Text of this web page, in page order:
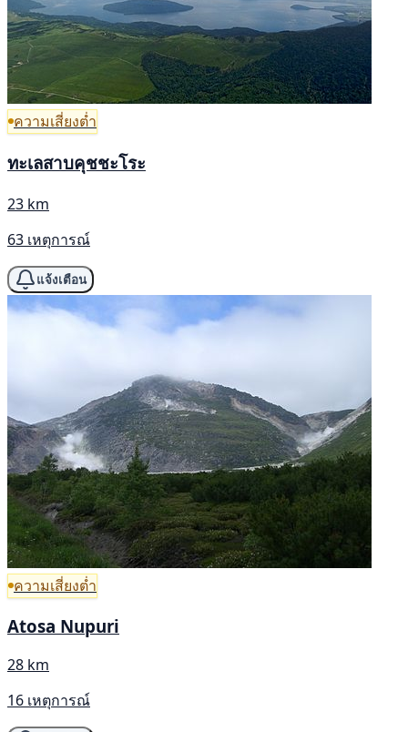
ความเสี่ยงต่ำ
ทะเลสาบคุชชะโระ
23 km
63 เหตุการณ์
แจ้งเตือน
ความเสี่ยงต่ำ
Atosa Nupuri
28 km
16 เหตุการณ์